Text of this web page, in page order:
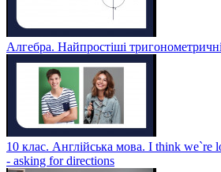
Алгебра. Найпростіші
10 клас. Англійська мова. I think we`re
- asking for directions